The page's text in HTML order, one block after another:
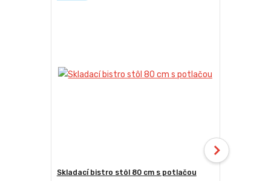
Skladací bistro stôl 80 cm s potlačou